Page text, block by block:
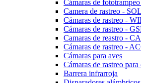
Cámaras de
Camera de rastreo -
Cámaras de rastreo -
Cámaras de rastreo -
Camaras de reastro -
Cámaras de rastreo -
Cámaras para aves
Cámaras de rastreo
Barrera infrarroja